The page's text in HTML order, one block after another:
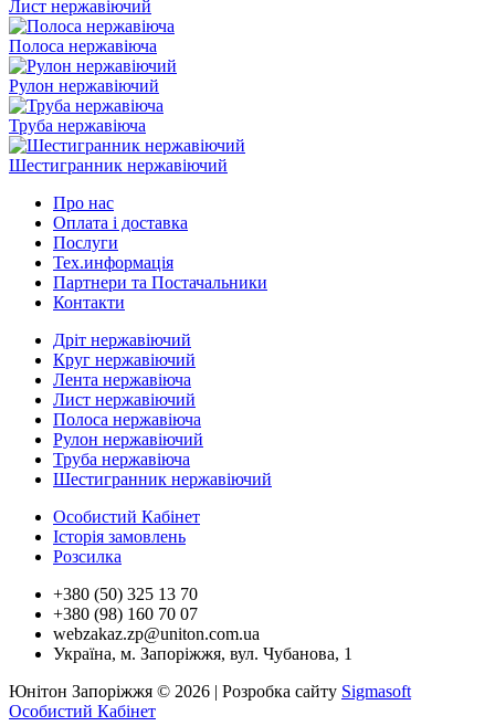
Лист нержавіючий
Полоса нержавіюча
Рулон нержавіючий
Труба нержавіюча
Шестигранник нержавіючий
Про нас
Оплата і доставка
Послуги
Тех.информацiя
Партнери та Постачальники
Контакти
Дріт нержавіючий
Круг нержавіючий
Лента нержавіюча
Лист нержавіючий
Полоса нержавіюча
Рулон нержавіючий
Труба нержавіюча
Шестигранник нержавіючий
Особистий Кабінет
Історія замовлень
Розсилка
+380 (50) 325 13 70
+380 (98) 160 70 07
webzakaz.zp@uniton.com.ua
Україна, м. Запоріжжя, вул. Чубанова, 1
Юнітон Запоріжжя © 2026 | Розробка сайту Sigmasoft
Особистий Кабінет